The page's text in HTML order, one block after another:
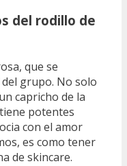
del rodillo de
que se
grupo. No solo
capricho de la
potentes
con el amor
es como tener
de skincare.